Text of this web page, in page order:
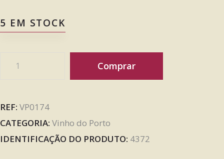
5 EM STOCK
Comprar
REF: VP0174
CATEGORIA: Vinho do Porto
IDENTIFICAÇÃO DO PRODUTO: 4372